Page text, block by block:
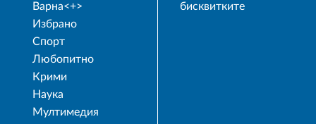
Варна<+>
Избрано
Спорт
Любопитно
Крими
Наука
Мултимедия
бисквитките